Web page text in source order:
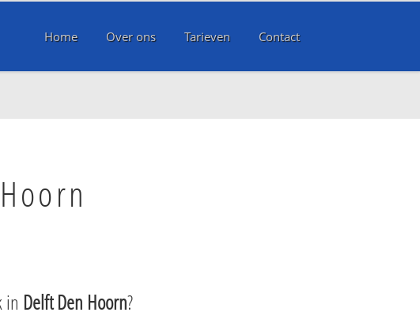
Home Over ons Tarieven Contact
in Delft Den Hoorn?